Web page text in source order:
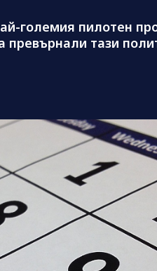
големия пилотен
тази